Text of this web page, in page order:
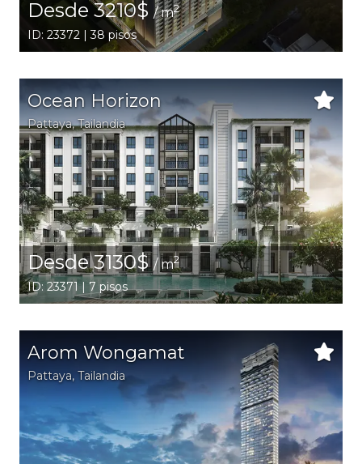
Desde 3210$ / m2
ID: 23372 | 38 pisos
Ocean Horizon
Pattaya,Tailandia
Desde 3130$/ m2
ID: 23371 | 7 pisos
Arom Wongamat
Pattaya,Tailandia